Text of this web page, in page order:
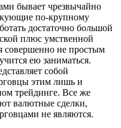
бывает чрезвычайно
по-крупному
достаточно большой
плюс умственной
совершенно не простым
ею заниматься.
собой
этим лишь и
трейдинге. Все же
валютные сделки,
не являются.